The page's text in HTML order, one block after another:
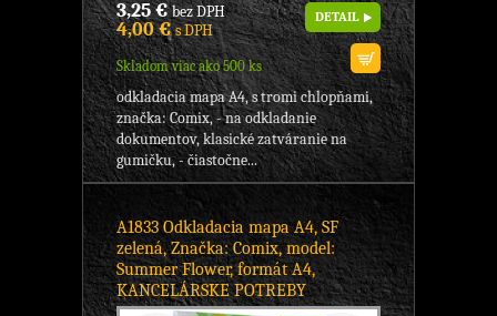
3,25 €bez DPH
4,00 €s DPH
Skladom viac ako 500 ks
DETAIL
odkladacia mapa A4, s tromi chlopňami,
značka: Comix, - na odkladanie
dokumentov, klasické zatváranie na
gumičku, - čiastočne...
A1833 Odkladacia mapa A4, SF
zelená, Značka: Comix, model:
Summer Flower, formát A4,
KANCELÁRSKE POTREBY